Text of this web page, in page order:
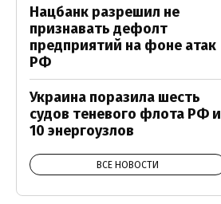
Нацбанк разрешил не
признавать дефолт
предприятий на фоне атак
РФ
Украина поразила шесть
судов теневого флота РФ и
10 энергоузлов
ВСЕ НОВОСТИ